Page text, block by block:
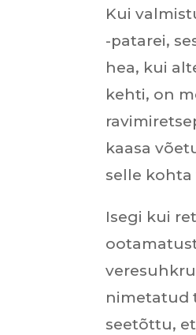
Kui
-patarei,
hea, kui
kehti, on
kaasa
selle
Isegi kui
nimetatud
seetõttu,